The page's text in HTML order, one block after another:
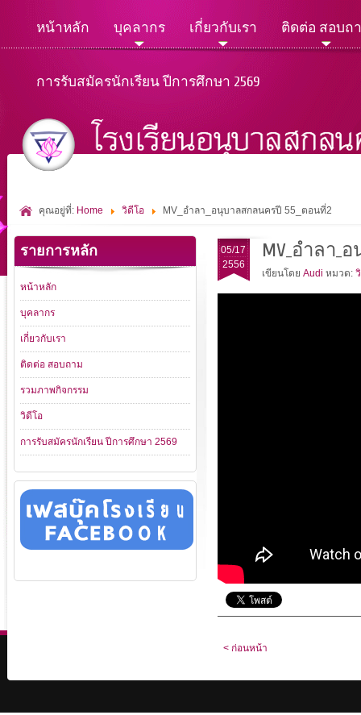
หน้าหลัก บุคลากร เกี่ยวกับเรา ติดต่อ สอบถ
การรับสมัครนักเรียน ปีการศึกษา 2569
คุณอยู่ที่: Home วิดีโอ MV_อำลา_อนุบาลสกลนครปี 55_ตอนที่2
05/17
2556
MV_อำลา_
เขียนโดย Audi หมวด:
< ก่อนหน้า
รายการหลัก
หน้าหลัก
บุคลากร
เกี่ยวกับเรา
ติดต่อ สอบถาม
รวมภาพกิจกรรม
วิดีโอ
การรับสมัครนักเรียน ปีการศึกษา 2569